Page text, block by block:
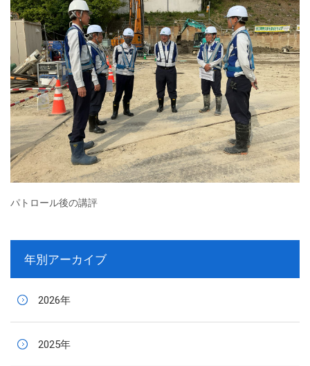
パトロール後の講評
年別アーカイブ
2026年
2025年